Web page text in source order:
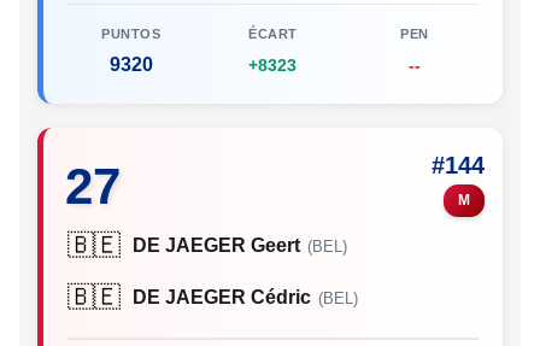
PUNTOS
9320
ÉCART
+8323
PEN
--
27 #144
M
🇧🇪 DE JAEGER Geert (BEL)
🇧🇪 DE JAEGER Cédric (BEL)